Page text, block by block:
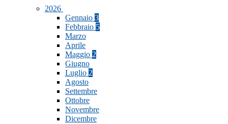
2026
Gennaio 3
Febbraio 5
Marzo
Aprile
Maggio 2
Giugno
Luglio 2
Agosto
Settembre
Ottobre
Novembre
Dicembre